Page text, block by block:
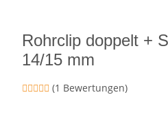
Rohrclip doppelt +
14/15 mm
(1 Bewertungen)